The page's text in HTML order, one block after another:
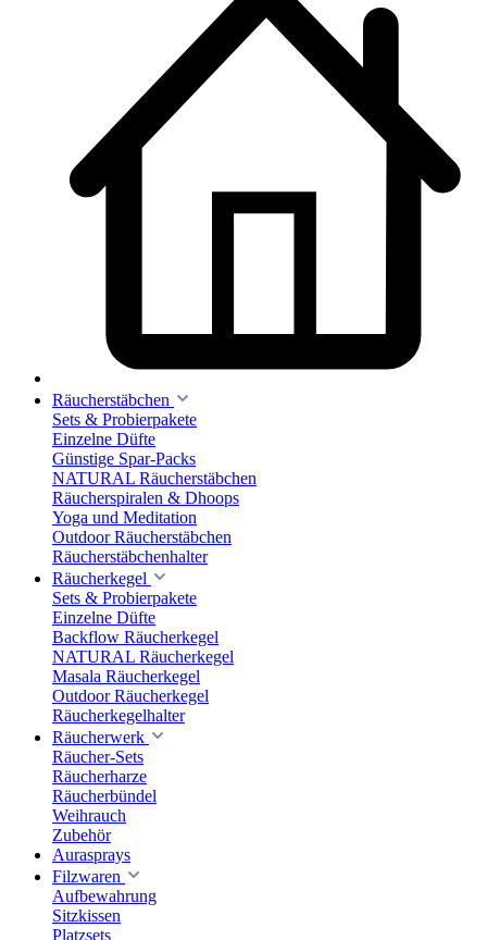
Räucherstäbchen
Sets & Probierpakete
Einzelne Düfte
Günstige Spar-Packs
NATURAL Räucherstäbchen
Räucherspiralen & Dhoops
Yoga und Meditation
Outdoor Räucherstäbchen
Räucherstäbchenhalter
Räucherkegel
Sets & Probierpakete
Einzelne Düfte
Backflow Räucherkegel
NATURAL Räucherkegel
Masala Räucherkegel
Outdoor Räucherkegel
Räucherkegelhalter
Räucherwerk
Räucher-Sets
Räucherharze
Räucherbündel
Weihrauch
Zubehör
Aurasprays
Filzwaren
Aufbewahrung
Sitzkissen
Platzsets